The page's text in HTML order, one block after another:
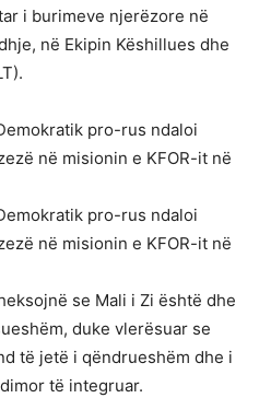
i burimeve njerëzore në
në Ekipin Këshillues dhe
pro-rus ndaloi
në misionin e KFOR-it në
pro-rus ndaloi
në misionin e KFOR-it në
se Mali i Zi është dhe
duke vlerësuar se
të jetë i qëndrueshëm dhe i
të integruar.